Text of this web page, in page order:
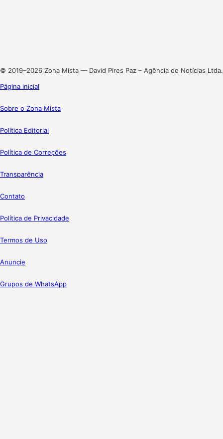
© 2019–2026 Zona Mista — David Pires Paz – Agência de Notícias Ltda.
Página inicial
Sobre o Zona Mista
Política Editorial
Política de Correções
Transparência
Contato
Política de Privacidade
Termos de Uso
Anuncie
Grupos de WhatsApp